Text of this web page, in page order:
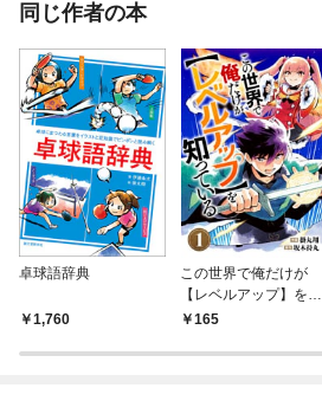
同じ作者の本
卓球語辞典
1,760
この世界で俺だけが
【レベルアップ】を知
っている【分冊版】1
165